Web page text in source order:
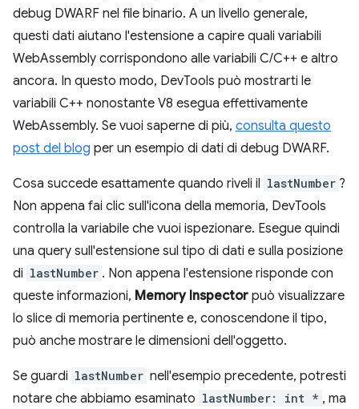
debug DWARF nel file binario. A un livello generale,
questi dati aiutano l'estensione a capire quali variabili
WebAssembly corrispondono alle variabili C/C++ e altro
ancora. In questo modo, DevTools può mostrarti le
variabili C++ nonostante V8 esegua effettivamente
WebAssembly. Se vuoi saperne di più, consulta questo
post del blog per un esempio di dati di debug DWARF.
Cosa succede esattamente quando riveli il lastNumber ?
Non appena fai clic sull'icona della memoria, DevTools
controlla la variabile che vuoi ispezionare. Esegue quindi
una query sull'estensione sul tipo di dati e sulla posizione
di lastNumber . Non appena l'estensione risponde con
queste informazioni, Memory Inspector può visualizzare
lo slice di memoria pertinente e, conoscendone il tipo,
può anche mostrare le dimensioni dell'oggetto.
Se guardi lastNumber nell'esempio precedente, potresti
notare che abbiamo esaminato lastNumber: int * , ma